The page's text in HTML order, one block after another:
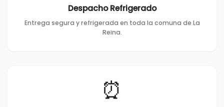
Despacho Refrigerado
Entrega segura y refrigerada en toda la comuna de La
Reina.
⏰